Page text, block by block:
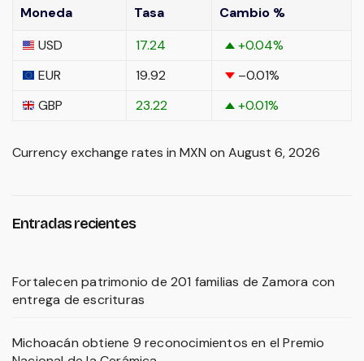
Moneda Tasa
Cambio %
USD
17.24 +0.04%
EUR
19.92 –0.01%
GBP
23.22 +0.01%
Currency exchange rates in MXN on August 6, 2026
Entradas recientes
Fortalecen patrimonio de 201 familias de Zamora con
entrega de escrituras
Michoacán obtiene 9 reconocimientos en el Premio